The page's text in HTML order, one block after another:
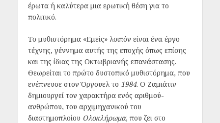
έρωτα ή καλύτερα μια ερωτική θέση για το
πολιτικό.
Το μυθιστόρημα «Εμείς» λοιπόν είναι ένα έργο
τέχνης, γέννημα αυτής της εποχής όπως επίσης
και της ίδιας της Οκτωβριανής επανάστασης.
Θεωρείται το πρώτο δυστοπικό μυθιστόρημα, που
ενέπνευσε στον Όργουελ το 1984. Ο Ζαμιάτιν
δημιουργεί τον χαρακτήρα ενός αριθμού-
ανθρώπου, του αρχιμηχανικού του
διαστημοπλοίου Ολοκλήρωμα, που ζει στο